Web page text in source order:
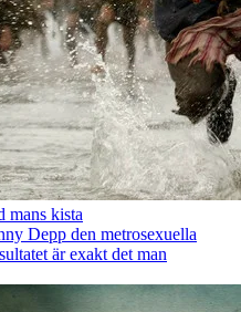
mans kista
Depp den metrosexuella
är exakt det man